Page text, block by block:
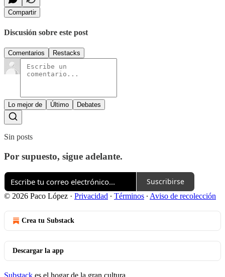
Compartir
Discusión sobre este post
Comentarios Restacks
Lo mejor de Último Debates
Sin posts
Por supuesto, sigue adelante.
Suscribirse
© 2026 Paco López · Privacidad ∙ Términos ∙ Aviso de recolección
Crea tu Substack
Descargar la app
Substack es el hogar de la gran cultura